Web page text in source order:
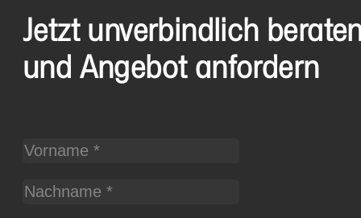
Jetzt unverbindlich
und Angebot anfordern